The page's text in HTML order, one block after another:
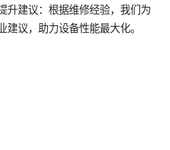
升建议：根据维修经验，我们为
议，助力设备性能最大化。